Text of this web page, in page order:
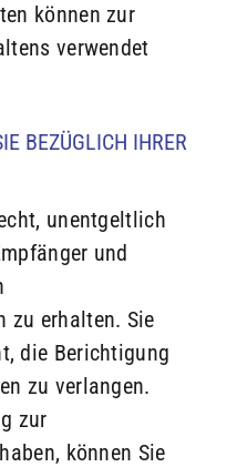
können zur
verwendet
BEZÜGLICH IHRER
unentgeltlich
und
zu erhalten. Sie
die Berichtigung
zu verlangen.
zur
können Sie